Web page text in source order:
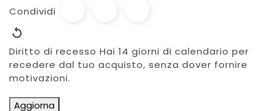
Condividi
Diritto di recesso Hai 14 giorni di calendario per
recedere dal tuo acquisto, senza dover fornire
motivazioni.